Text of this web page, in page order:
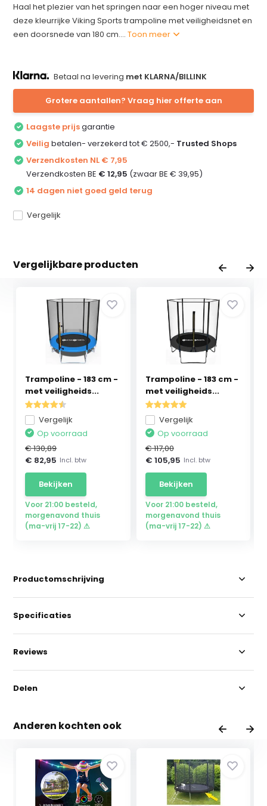
Haal het plezier van het springen naar een hoger niveau met
deze kleurrijke Viking Sports trampoline met veiligheidsnet en
een doorsnede van 180 cm....Toon meer
Betaal na levering met KLARNA/BILLINK
Grotere aantallen? Vraag hier offerte aan
Laagste prijsgarantie
Veilig betalen- verzekerd tot € 2500,- Trusted Shops
Verzendkosten NL € 7,95
Verzendkosten BE € 12,95 (zwaar BE € 39,95)
14 dagen niet goed geld terug
Vergelijk
Vergelijkbare producten
Trampoline - 183 cm -
met veiligheids...
Vergelijk
Op voorraad
€ 130,89
€ 82,95 Incl. btw
Bekijken
Voor 21:00 besteld,
morgenavond thuis
(ma-vrij 17-22) ⚠
Trampoline - 183 cm -
met veiligheids...
Vergelijk
Op voorraad
€ 117,00
€ 105,95 Incl. btw
Bekijken
Voor 21:00 besteld,
morgenavond thuis
(ma-vrij 17-22) ⚠
Productomschrijving
Specificaties
Reviews
Delen
Anderen kochten ook